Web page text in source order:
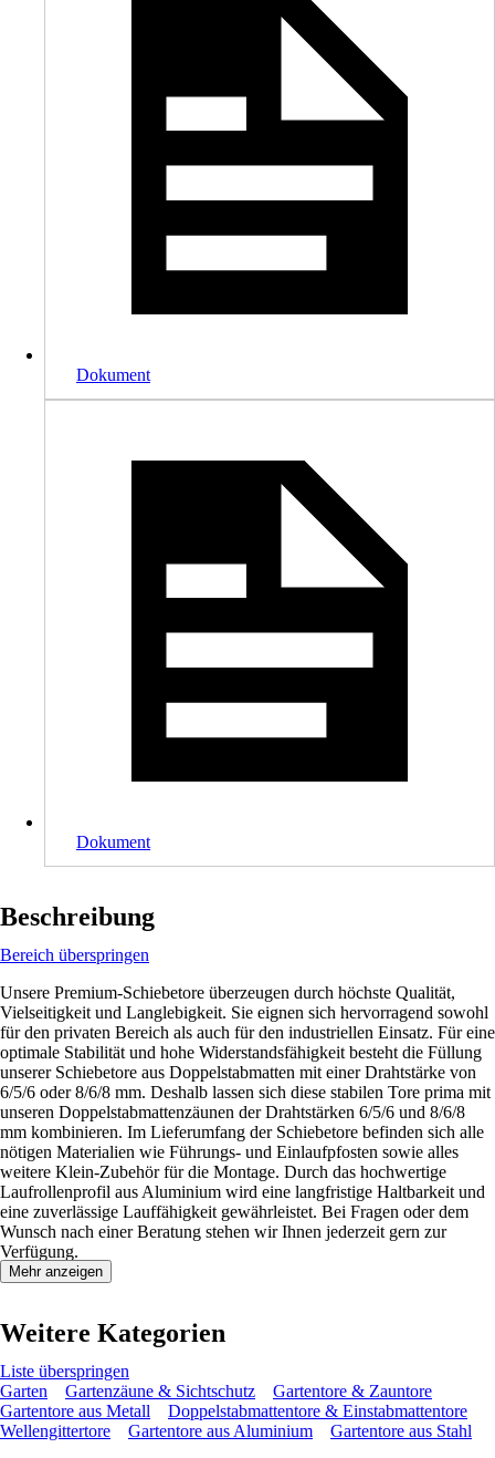
Dokument
Dokument
Beschreibung
Bereich überspringen
Unsere Premium-Schiebetore überzeugen durch höchste Qualität,
Vielseitigkeit und Langlebigkeit. Sie eignen sich hervorragend sowohl
für den privaten Bereich als auch für den industriellen Einsatz. Für eine
optimale Stabilität und hohe Widerstandsfähigkeit besteht die Füllung
unserer Schiebetore aus Doppelstabmatten mit einer Drahtstärke von
6/5/6 oder 8/6/8 mm. Deshalb lassen sich diese stabilen Tore prima mit
unseren Doppelstabmattenzäunen der Drahtstärken 6/5/6 und 8/6/8
mm kombinieren. Im Lieferumfang der Schiebetore befinden sich alle
nötigen Materialien wie Führungs- und Einlaufpfosten sowie alles
weitere Klein-Zubehör für die Montage. Durch das hochwertige
Laufrollenprofil aus Aluminium wird eine langfristige Haltbarkeit und
eine zuverlässige Lauffähigkeit gewährleistet. Bei Fragen oder dem
Wunsch nach einer Beratung stehen wir Ihnen jederzeit gern zur
Verfügung.
Mehr anzeigen
Weitere Kategorien
Liste überspringen
Garten
Gartenzäune & Sichtschutz
Gartentore & Zauntore
Gartentore aus Metall
Doppelstabmattentore & Einstabmattentore
Wellengittertore
Gartentore aus Aluminium Gartentore aus Stahl